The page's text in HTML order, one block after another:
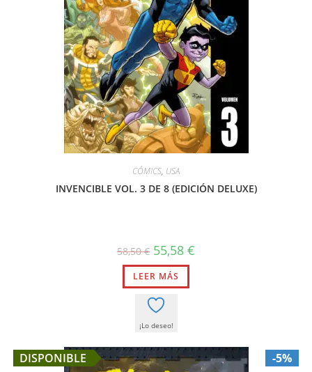
CÓMICS, USA
INVENCIBLE VOL. 3 DE 8 (EDICIÓN DELUXE)
58,50€ El
precio
original
era:
58,50 €.
55,58 €
LEER MÁS
¡Lo deseo!
DISPONIBLE -5%